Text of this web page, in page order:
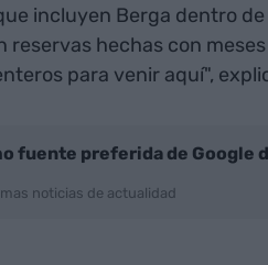
incluyen Berga dentro
reservas hechas con
para venir aquí",
fuente preferida de Google
noticias de actualidad